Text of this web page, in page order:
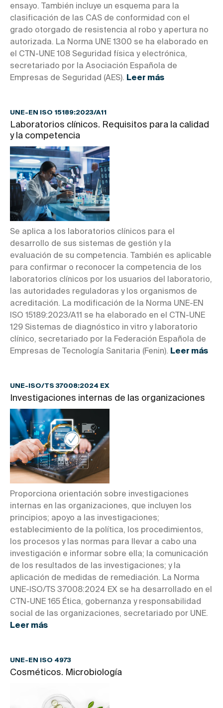
ensayo. También incluye un esquema para la
clasificación de las CAS de conformidad con el
grado otorgado de resistencia al robo y apertura no
autorizada. La Norma UNE 1300 se ha elaborado en
el CTN-UNE 108 Seguridad física y electrónica,
secretariado por la Asociación Española de
Empresas de Seguridad (AES). Leer más
UNE-EN ISO 15189:2023/A11
Laboratorios clínicos. Requisitos para la calidad
y la competencia
Se aplica a los laboratorios clínicos para el
desarrollo de sus sistemas de gestión y la
evaluación de su competencia. También es aplicable
para confirmar o reconocer la competencia de los
laboratorios clínicos por los usuarios del laboratorio,
las autoridades reguladoras y los organismos de
acreditación. La modificación de la Norma UNE-EN
ISO 15189:2023/A11 se ha elaborado en el CTN-UNE
129 Sistemas de diagnóstico in vitro y laboratorio
clínico, secretariado por la Federación Española de
Empresas de Tecnología Sanitaria (Fenin). Leer más
UNE-ISO/TS 37008:2024 EX
Investigaciones internas de las organizaciones
Proporciona orientación sobre investigaciones
internas en las organizaciones, que incluyen los
principios; apoyo a las investigaciones;
establecimiento de la política, los procedimientos,
los procesos y las normas para llevar a cabo una
investigación e informar sobre ella; la comunicación
de los resultados de las investigaciones; y la
aplicación de medidas de remediación. La Norma
UNE-ISO/TS 37008:2024 EX se ha desarrollado en el
CTN-UNE 165 Ética, gobernanza y responsabilidad
social de las organizaciones, secretariado por UNE.
Leer más
UNE-EN ISO 4973
Cosméticos. Microbiología